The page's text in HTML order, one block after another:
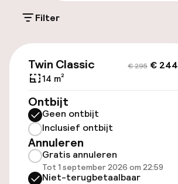
Openbaar parkeren
Toegankelijkheid
Lift
Kamers
Familiekamers beschikbaar
Filter
€ 295 € 244
Twin Classic
14 m²
Ontbijt
Geen ontbijt
Inclusief ontbijt
Annuleren
Gratis annuleren
Tot 1 september 2026 om 22:59
Niet-terugbetaalbaar